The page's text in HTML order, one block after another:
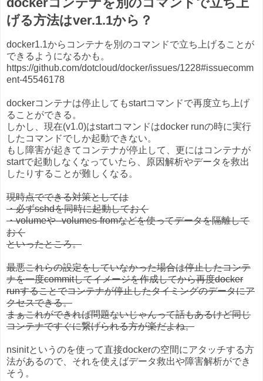
げる方法はver.1.1から？
docker1.1からコンテナを別のコマンドで立ち上げることが
できるようになるかも。
https://github.com/dotcloud/docker/issues/1228#issuecomm
ent-45546178
dockerコンテナは停止してもstartコマンドで再度立ち上げ
ることができる。
しかし、現在(v1.0)はstartコマンドはdocker runの時に実行
したコマンドでしか起動できない。
もし障害が起きてコンテナが停止して、更にはコンテナが
startで起動しなくなっていたら、原因解析やデータを救出
したりすることが難しくなる。
現時点でできる対策としては
・必ずsshdを同時に起動しておく
・volumeや--volumes-fromなどを使ってデータを隔離して
おく
といったところ。
最悪これらの設定をしていなかった場合は停止したコンテ
ナを一度commitしてイメージを作成してから再度docker
runすることでコンテナが停止したタイミングのデータにア
クセスできる。
まぁこれができれば問題ないじゃんって話もあるけど同じ
コンテナですぐに繋げられる方が楽だよね。
nsinitというのを使って直接dockerの空間にアタッチする方
法があるので、それを使えばデータ救出や障害解析ができ
そう。